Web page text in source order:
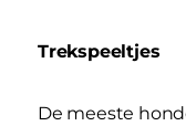
Trekspeeltjes
De meeste